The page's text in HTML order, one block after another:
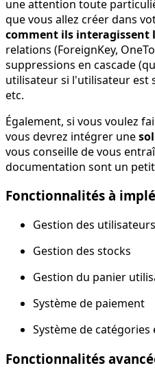
une attention toute
que vous allez créer dans
comment ils interagissent
relations (ForeignKey,
suppressions en cascade
utilisateur si l'utilisateur est
etc.
Également, si vous voulez
vous devrez intégrer une
vous conseille de vous
documentation sont un
Fonctionnalités à
Gestion des utilisateurs
Gestion des stocks
Gestion du panier
Système de paiement
Système de catégories
Fonctionnalités